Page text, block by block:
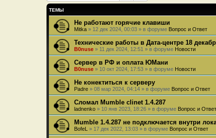
ТЕМЫ
Не работают горячие клавиши
Mitka » 12 дек 2024, 00:03 » в форуме Вопрос и Ответ
Технические работы в Дата-центре 18
B0nuse » 11 дек 2024, 12:51 » в форуме Новости
Сервер в РФ и оплата ЮМани
B0nuse » 10 окт 2024, 17:53 » в форуме Новости
Не конектиться к серверу
Padre » 08 мар 2024, 04:14 » в форуме Вопрос и Ответ
Сломал Mumble clinet 1.4.287
ladnenko » 10 янв 2023, 18:26 » в форуме Вопрос и Ответ
Mumble 1.4.287 не подключается внутри
BofeL » 17 дек 2022, 13:03 » в форуме Вопрос и Ответ